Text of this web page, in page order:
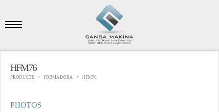
HFM76
PRODUCTS FORMADORA HFM76
PHOTOS